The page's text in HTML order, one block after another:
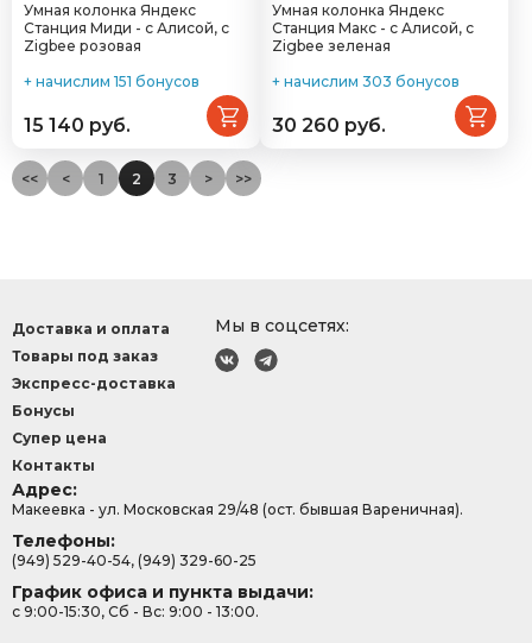
Умная колонка Яндекс
Станция Миди - с Алисой, с
Zigbee розовая
+ начислим 151 бонусов
15 140 руб.
Умная колонка Яндекс
Станция Макс - с Алисой, с
Zigbee зеленая
+ начислим 303 бонусов
30 260 руб.
<< < 1 2 3 > >>
Мы в соцсетях:
Доставка и оплата
Товары под заказ
Экспресс-доставка
Бонусы
Супер цена
Контакты
Адрес:
Макеевка - ул. Московская 29/48 (ост. бывшая Вареничная).
Телефоны:
(949) 529-40-54, (949) 329-60-25
График офиса и пункта выдачи:
с 9:00-15:30, Сб - Вс: 9:00 - 13:00.